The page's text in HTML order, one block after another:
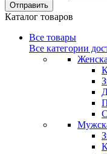
Отправить
Каталог товаров
Все товары
Все категории